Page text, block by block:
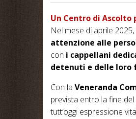
Un Centro di
Nel mese di aprile
attenzione alle
con i cappellani
detenuti e delle loro
Con la Veneranda
prevista entro la fine
tutt’oggi espressione